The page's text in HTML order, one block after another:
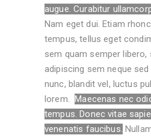
augue. Curabitur
Nam eget dui. Etiam
tempus, tellus eget
sem quam semper libero,
adipiscing sem neque
nunc, blandit vel, luctus
lorem.Maecenas nec
tempus. Donec vitae
venenatis faucibus.